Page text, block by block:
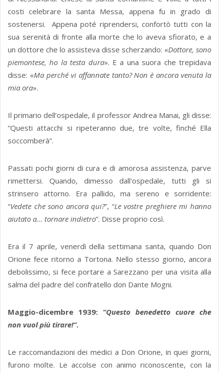
costi celebrare la santa Messa, appena fu in grado di
sostenersi. Appena poté riprendersi, confortò tutti con la
sua serenità di fronte alla morte che lo aveva sfiorato, e a
un dottore che lo assisteva disse scherzando: «Dottore, sono
piemontese, ho la testa dura». E a una suora che trepidava
disse: «Ma perché vi affannate tanto? Non è ancora venuta la
mia ora».
Il primario dell’ospedale, il professor Andrea Manai, gli disse:
“Questi attacchi si ripeteranno due, tre volte, finché Ella
soccomberà”.
Passati pochi giorni di cura e di amorosa assistenza, parve
rimettersi. Quando, dimesso dall'ospedale, tutti gli si
strinsero attorno. Era pallido, ma sereno e sorridente:
“Vedete che sono ancora qui?”, “Le vostre preghiere mi hanno
aiutato a... tornare indietro”. Disse proprio così.
Era il 7 aprile, venerdì della settimana santa, quando Don
Orione fece ritorno a Tortona. Nello stesso giorno, ancora
debolissimo, si fece portare a Sarezzano per una visita alla
salma del padre del confratello don Dante Mogni.
Maggio-dicembre 1939: “Questo benedetto cuore che
non vuol più tirare!”.
Le raccomandazioni dei medici a Don Orione, in quei giorni,
furono molte. Le accolse con animo riconoscente, con la